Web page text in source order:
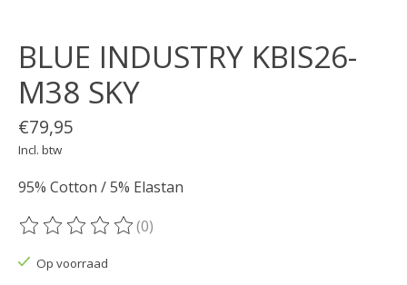
BLUE INDUSTRY KBIS26-
M38 SKY
€79,95
Incl. btw
95% Cotton / 5% Elastan
De beoordeling van dit product is
(0)
Op voorraad